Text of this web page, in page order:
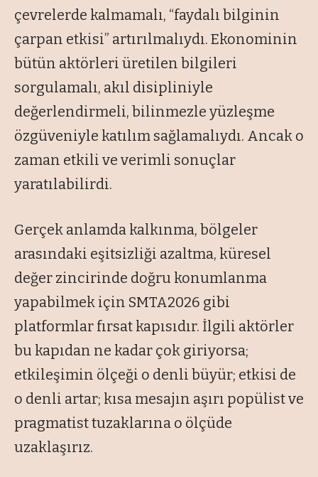
çevrelerde kalmamalı, “faydalı bilginin
çarpan etkisi” artırılmalıydı. Ekonominin
bütün aktörleri üretilen bilgileri
sorgulamalı, akıl disipliniyle
değerlendirmeli, bilinmezle yüzleşme
özgüveniyle katılım sağlamalıydı. Ancak o
zaman etkili ve verimli sonuçlar
yaratılabilirdi.
Gerçek anlamda kalkınma, bölgeler
arasındaki eşitsizliği azaltma, küresel
değer zincirinde doğru konumlanma
yapabilmek için SMTA2026 gibi
platformlar fırsat kapısıdır. İlgili aktörler
bu kapıdan ne kadar çok giriyorsa;
etkileşimin ölçeği o denli büyür; etkisi de
o denli artar; kısa mesajın aşırı popülist ve
pragmatist tuzaklarına o ölçüde
uzaklaşırız.